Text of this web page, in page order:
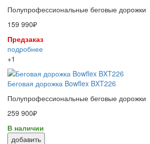
Полупрофессиональные беговые дорожки
159 990₽
Предзаказ
подробнее
+1
Беговая дорожка Bowflex BXT226
Полупрофессиональные беговые дорожки
259 900₽
В наличии
добавить